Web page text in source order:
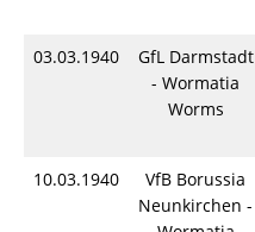
03.03.1940
GfL Darmstadt
- Wormatia
Worms
10.03.1940
VfB Borussia
Neunkirchen -